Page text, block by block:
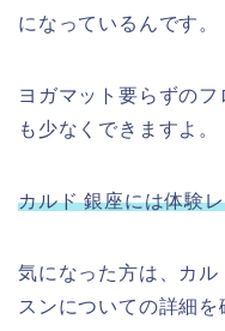
になっているんです。
ヨガマット要らずの
も少なくできますよ。
カルド 銀座には体験
気になった方は、カ
スンについての詳細を